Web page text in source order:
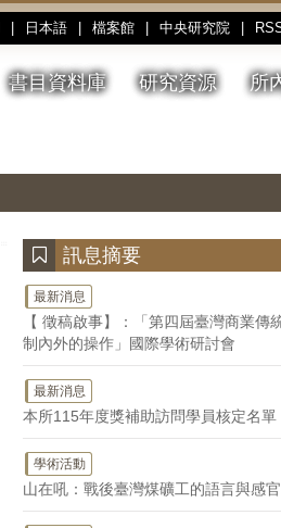
日本語 檔案館 中央研究院
書目資料庫 研究資源 所
停、
圖
訊息摘要
最新消息
【 徵稿啟事】：「第四屆臺灣商業傳
制內外的操作」國際學術研討會
最新消息
本所115年度獎補助訪問學員核定名單
學術活動
山在吼：戰後臺灣煤礦工的語言與感官